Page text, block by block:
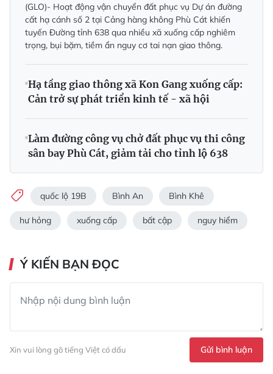
(GLO)- Hoạt động vận chuyển đất phục vụ Dự án đường
cất hạ cánh số 2 tại Cảng hàng không Phù Cát khiến
tuyến Đường tỉnh 638 qua nhiều xã xuống cấp nghiêm
trọng, bụi bặm, tiềm ẩn nguy cơ tai nạn giao thông.
Hạ tầng giao thông xã Kon Gang xuống cấp:
Cản trở sự phát triển kinh tế - xã hội
Làm đường công vụ chở đất phục vụ thi công
sân bay Phù Cát, giảm tải cho tỉnh lộ 638
quốc lộ 19B Bình An Bình Khê
hư hỏng xuống cấp bất cập nguy hiểm
Ý KIẾN BẠN ĐỌC
Xin vui lòng gõ tiếng Việt có dấu Gửi bình luận